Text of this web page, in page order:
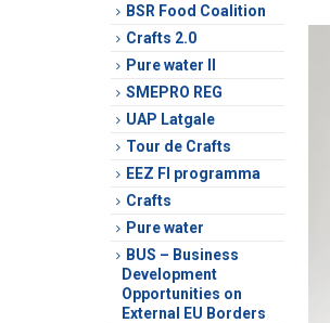
BSR Food Coalition
Crafts 2.0
Pure water II
SMEPRO REG
UAP Latgale
Tour de Crafts
EEZ FI programma
Crafts
Pure water
BUS – Business
Development
Opportunities on
External EU Borders